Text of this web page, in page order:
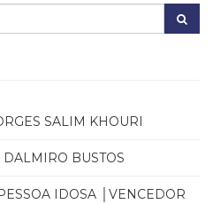
SALIM KHOURI
BUSTOS
IDOSA │VENCEDOR